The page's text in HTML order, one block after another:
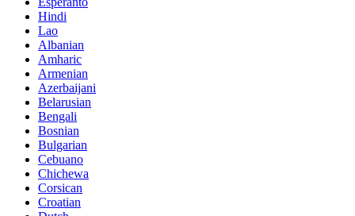
Hindi
Lao
Albanian
Amharic
Armenian
Azerbaijani
Belarusian
Bengali
Bosnian
Bulgarian
Cebuano
Chichewa
Corsican
Croatian